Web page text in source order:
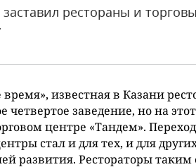
рестораны и
известная в Казани
четвертое заведение, но на
центре «Тандем».
стал и для тех, и для
развития. Рестораторы таким